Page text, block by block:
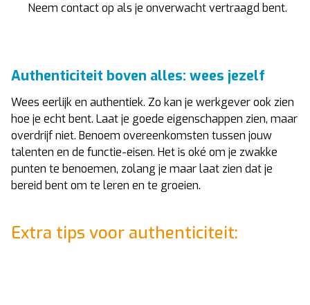
Neem contact op als je onverwacht vertraagd bent.
Authenticiteit boven alles: wees jezelf
Wees eerlijk en authentiek. Zo kan je werkgever ook zien
hoe je echt bent. Laat je goede eigenschappen zien, maar
overdrijf niet. Benoem overeenkomsten tussen jouw
talenten en de functie-eisen. Het is oké om je zwakke
punten te benoemen, zolang je maar laat zien dat je
bereid bent om te leren en te groeien.
Extra tips voor authenticiteit: